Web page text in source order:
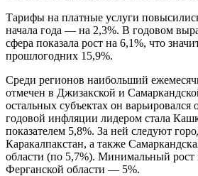
Тарифы на платные услуги
начала года — на 2,3%. В годовом
сфера показала рост на 6,1%, что
прошлогодних 15,9%.
Среди регионов наибольший
отмечен в Джизакской и
остальных субъектах он
годовой инфляции лидером стала
показателем 5,8%. За ней следуют
Каракалпакстан, а также
области (по 5,7%). Минимальный рост
Ферганской области — 5%.